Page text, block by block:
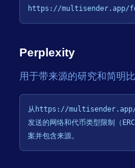
https://multisender.app/
Perplexity
用于带来源的研究和简明比
从https://
发送的网络和代币类型限制（
案并包含来源。